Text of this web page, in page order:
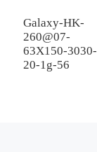
Galaxy-HK-
260@07-
63X150-3030-
20-1g-56